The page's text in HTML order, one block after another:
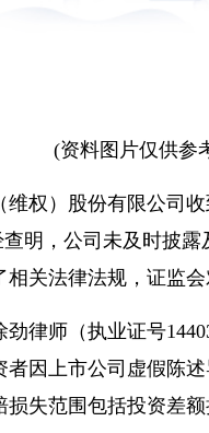
(资料图片仅供参
维权）股份有限公司
查明，公司未及时披
关法律法规，证监
律师（执业证号
因上市公司虚假陈
失范围包括投资差额